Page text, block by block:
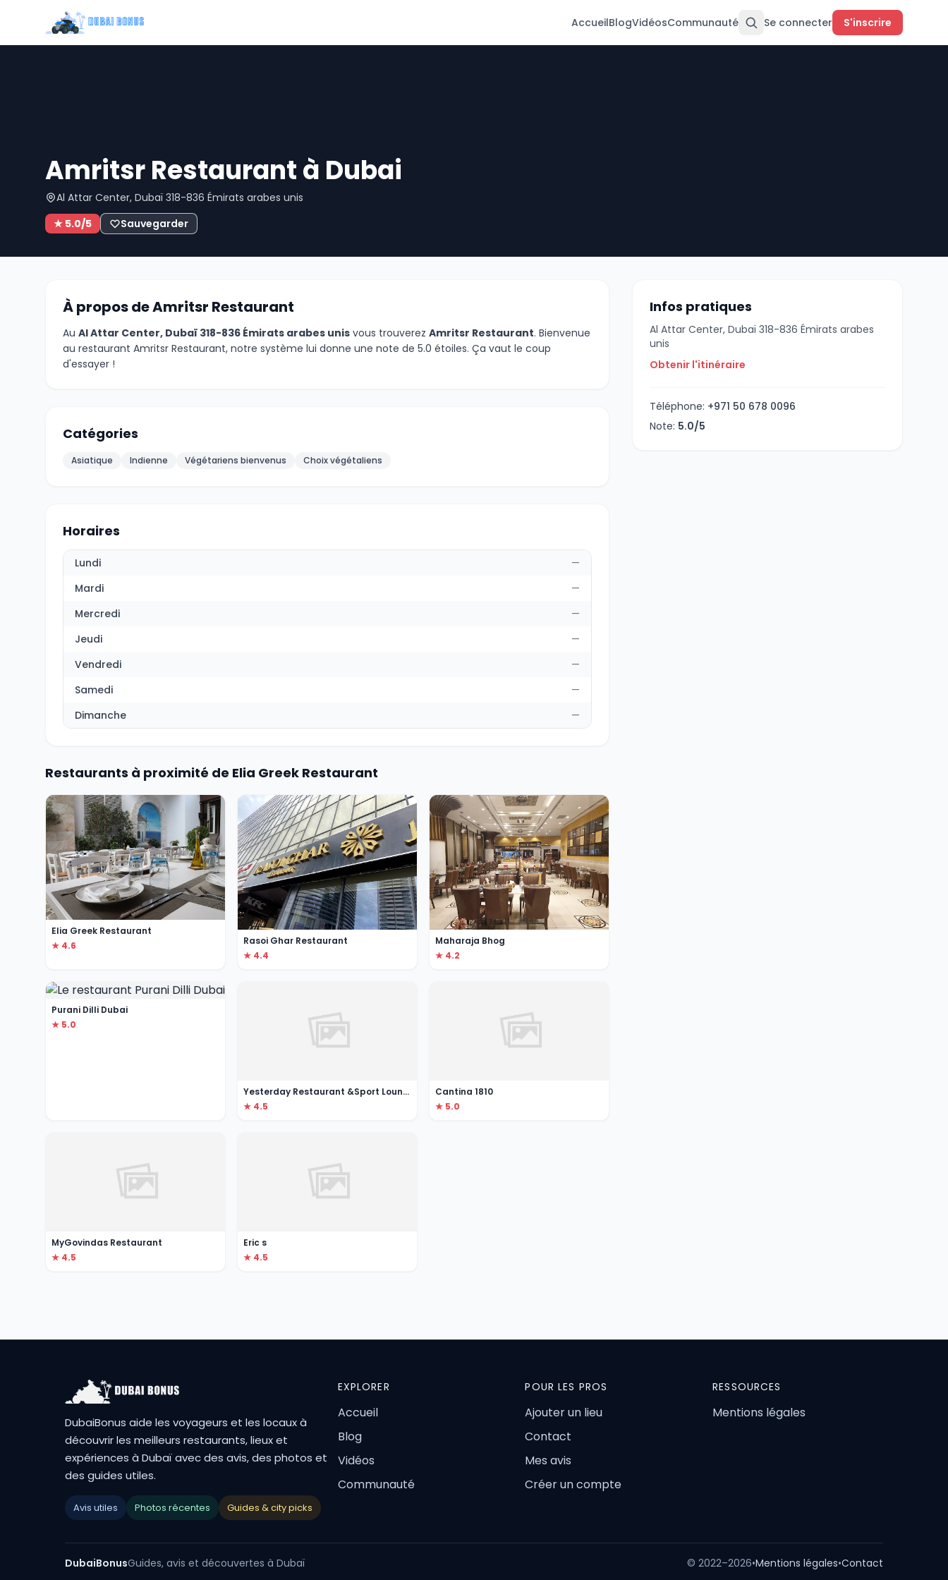
AccueilBlogVidéosCommunauté Se connecter S'inscrire
Amritsr Restaurant à Dubai
Al Attar Center, Dubaï 318-836 Émirats arabes unis
★ 5.0/5
Sauvegarder
À propos de Amritsr Restaurant
Au Al Attar Center, Dubaï 318-836 Émirats arabes unis vous trouverez Amritsr Restaurant. Bienvenue
au restaurant Amritsr Restaurant, notre système lui donne une note de 5.0 étoiles. Ça vaut le coup
d'essayer !
Catégories
Asiatique Indienne Végétariens bienvenus Choix végétaliens
Horaires
Lundi
—
Mardi
—
Mercredi
—
Jeudi
—
Vendredi
—
Samedi
—
Dimanche
—
Restaurants à proximité de Elia Greek Restaurant
Elia Greek Restaurant
★ 4.6
Rasoi Ghar Restaurant
★ 4.4
Maharaja Bhog
★ 4.2
Purani Dilli Dubai
★ 5.0
Yesterday Restaurant &Sport Lounge
★ 4.5
Cantina 1810
★ 5.0
MyGovindas Restaurant
★ 4.5
Eric s
★ 4.5
Infos pratiques
Al Attar Center, Dubaï 318-836 Émirats arabes
unis
Obtenir l'itinéraire
Téléphone: +971 50 678 0096
Note: 5.0/5
DubaiBonus aide les voyageurs et les locaux à
découvrir les meilleurs restaurants, lieux et
expériences à Dubaï avec des avis, des photos et
des guides utiles.
Avis utiles Photos récentes Guides & city picks
EXPLORER
Accueil
Blog
Vidéos
Communauté
POUR LES PROS
Ajouter un lieu
Contact
Mes avis
Créer un compte
RESSOURCES
Mentions légales
DubaiBonusGuides, avis et découvertes à Dubaï © 2022–2026•Mentions légales•Contact